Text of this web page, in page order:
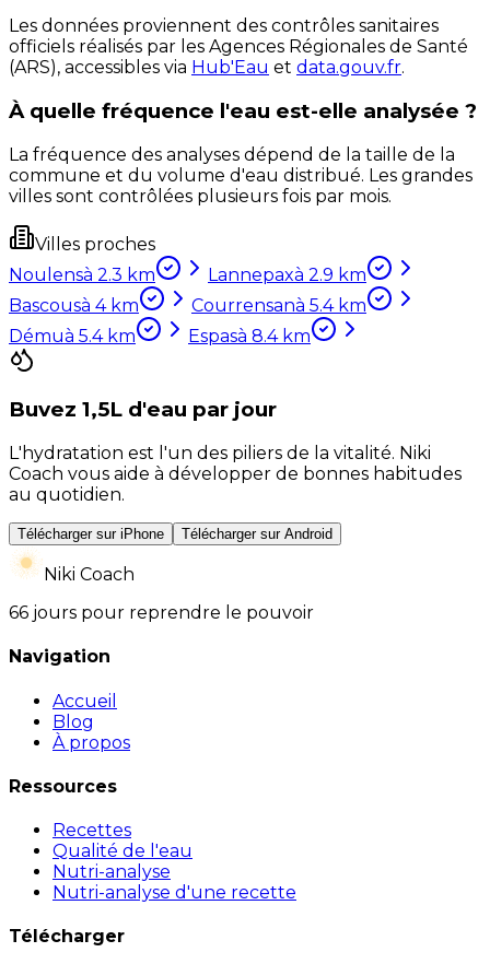
Les données proviennent des contrôles sanitaires
officiels réalisés par les Agences Régionales de Santé
(ARS), accessibles via Hub'Eau et data.gouv.fr.
À quelle fréquence l'eau est-elle analysée ?
La fréquence des analyses dépend de la taille de la
commune et du volume d'eau distribué. Les grandes
villes sont contrôlées plusieurs fois par mois.
Villes proches
Noulensà 2.3 km Lannepaxà 2.9 km
Bascousà 4km Courrensanà 5.4km
Démuà 5.4km Espasà 8.4km
Buvez 1,5L d'eau par jour
L'hydratation est l'un des piliers de la vitalité. Niki
Coach vous aide à développer de bonnes habitudes
au quotidien.
Télécharger sur iPhone Télécharger sur Android
Niki Coach
66 jours pour reprendre le pouvoir
Navigation
Accueil
Blog
À propos
Ressources
Recettes
Qualité de l'eau
Nutri-analyse
Nutri-analyse d'une recette
Télécharger